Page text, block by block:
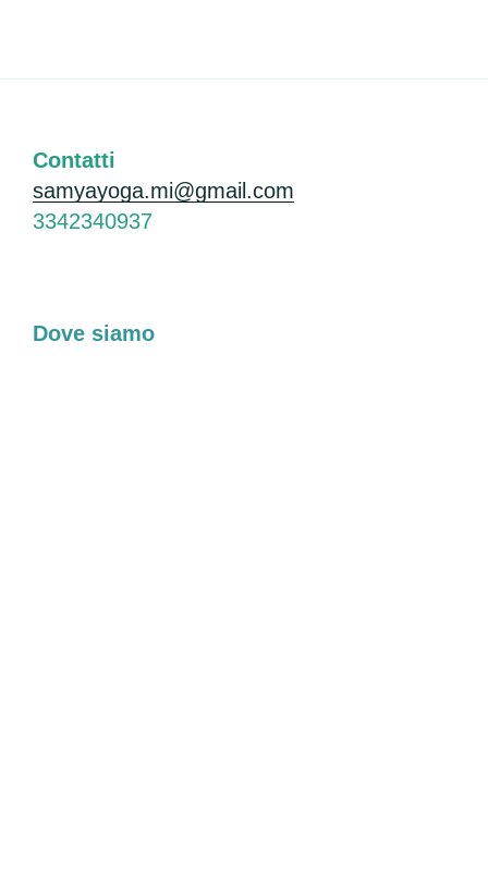
Contatti
samyayoga.mi@gmail.com
3342340937
Dove siamo